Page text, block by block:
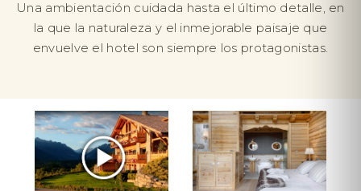
Una ambientación cuidada hasta el último detalle, en
la que la naturaleza y el inmejorable paisaje que
envuelve el hotel son siempre los protagonistas.